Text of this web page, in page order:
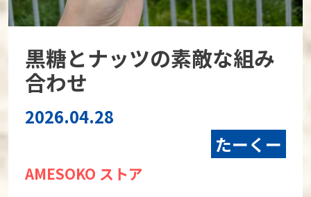
黒糖とナッツの素敵な組み
合わせ
2026.04.28
たーくー
AMESOKO ストア